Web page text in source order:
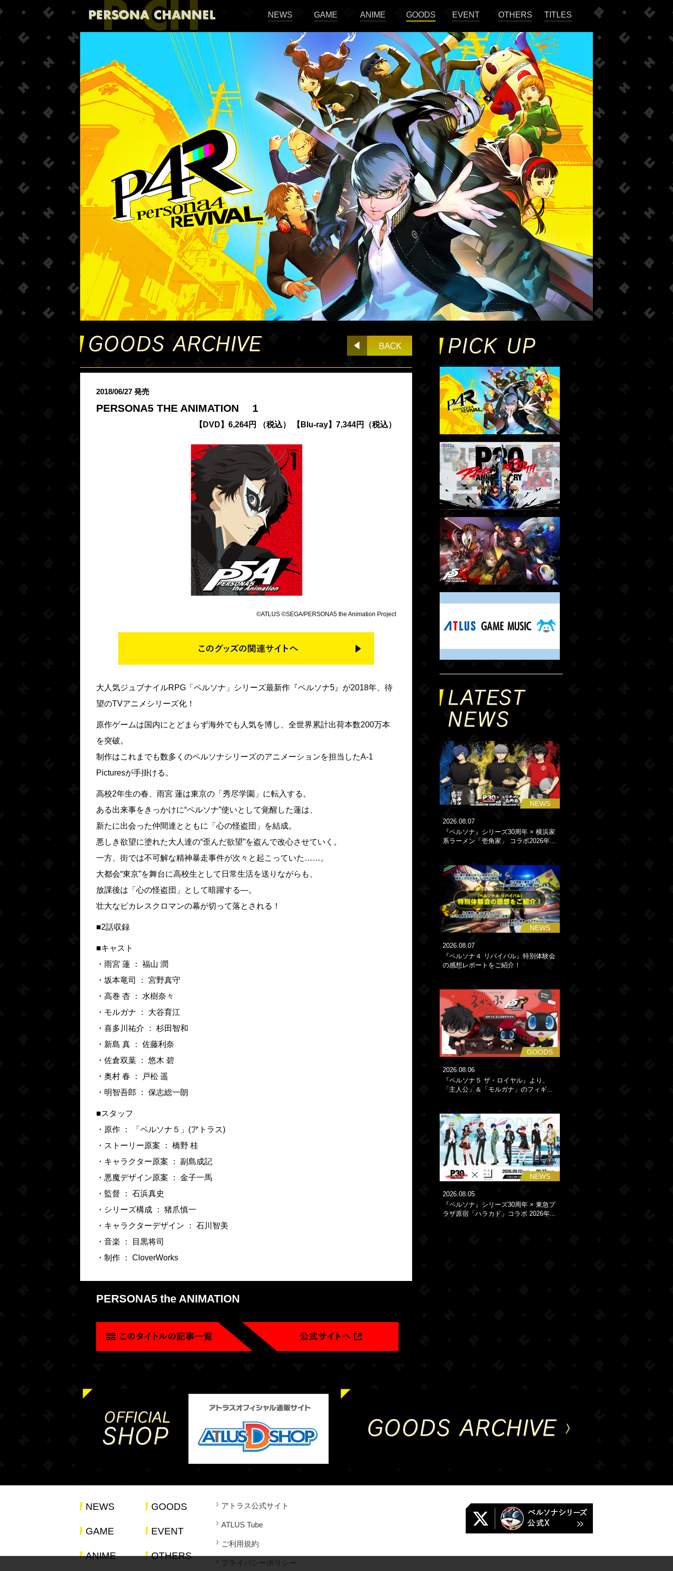
NEWS GAME ANIME GOODS EVENT OTHERS TITLES
2018/06/27 発売
PERSONA5 THE ANIMATION 1
【DVD】6,264円 （税込） 【Blu-ray】7,344円（税込）
©ATLUS ©SEGA/PERSONA5 the Animation Project
大人気ジュブナイルRPG「ペルソナ」シリーズ最新作『ペルソナ5』が2018年、待
望のTVアニメシリーズ化！
原作ゲームは国内にとどまらず海外でも人気を博し、全世界累計出荷本数200万本
を突破。
制作はこれまでも数多くのペルソナシリーズのアニメーションを担当したA-1
Picturesが手掛ける。
高校2年生の春、雨宮 蓮は東京の「秀尽学園」に転入する。
ある出来事をきっかけに“ペルソナ”使いとして覚醒した蓮は、
新たに出会った仲間達とともに「心の怪盗団」を結成。
悪しき欲望に塗れた大人達の“歪んだ欲望”を盗んで改心させていく。
一方、街では不可解な精神暴走事件が次々と起こっていた……。
大都会“東京”を舞台に高校生として日常生活を送りながらも、
放課後は「心の怪盗団」として暗躍する―。
壮大なピカレスクロマンの幕が切って落とされる！
■2話収録
■キャスト
・雨宮 蓮 ： 福山 潤
・坂本竜司 ： 宮野真守
・高巻 杏 ： 水樹奈々
・モルガナ ： 大谷育江
・喜多川祐介 ： 杉田智和
・新島 真 ： 佐藤利奈
・佐倉双葉 ： 悠木 碧
・奥村 春 ： 戸松 遥
・明智吾郎 ： 保志総一朗
■スタッフ
・原作 ： 「ペルソナ５」(アトラス)
・ストーリー原案 ： 橋野 桂
・キャラクター原案 ： 副島成記
・悪魔デザイン原案 ： 金子一馬
・監督 ： 石浜真史
・シリーズ構成 ： 猪爪慎一
・キャラクターデザイン ： 石川智美
・音楽 ： 目黒将司
・制作 ： CloverWorks
PERSONA5 the ANIMATION
NEWS
2026.08.07
『ペルソナ』シリーズ30周年 × 横浜家
系ラーメン「壱角家」 コラボ2026年...
NEWS
2026.08.07
『ペルソナ４ リバイバル』特別体験会
の感想レポートをご紹介！
GOODS
2026.08.06
『ペルソナ５ ザ・ロイヤル』より、
「主人公」＆「モルガナ」のフィギ...
NEWS
2026.08.05
『ペルソナ』シリーズ30周年 × 東急プ
ラザ原宿「ハラカド」コラボ 2026年...
NEWS
GAME
ANIME
GOODS
EVENT
OTHERS
アトラス公式サイト
ATLUS Tube
ご利用規約
プライバシーポリシー